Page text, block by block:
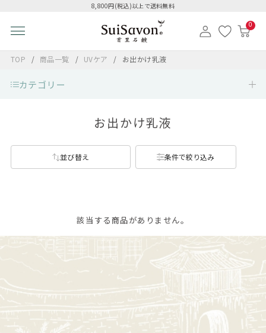
8,800円(税込)以上で送料無料
0
TOP 商品一覧 UVケア お出かけ乳液
カテゴリー
お出かけ乳液
並び替え 条件で絞り込み
該当する商品がありません。